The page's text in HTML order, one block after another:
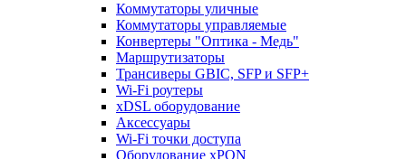
Коммутаторы уличные
Коммутаторы управляемые
Конвертеры "Оптика - Медь"
Маршрутизаторы
Трансиверы GBIC, SFP и SFP+
Wi-Fi роутеры
xDSL оборудование
Аксессуары
Wi-Fi точки доступа
Оборудование хPON